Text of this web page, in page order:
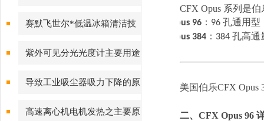
的口径
赛默飞世尔*低温冰箱清洁技
巧
紫外可见分光光度计主要用途
及销售型号
导致工业吸尘器吸力下降的原
因分析
高速离心机电机发热之主要原
CFX Opus 系列是
Opus 96 ： 96 孔通用型
Opus 384 ： 384 孔高通
美国伯乐CFX Opus
二、 CFX Opus 96